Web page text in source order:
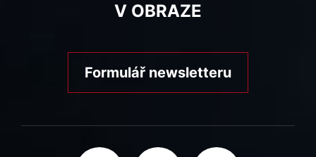
V OBRAZE
Formulář newsletteru